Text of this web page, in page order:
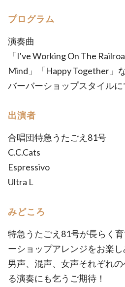
プログラム
演奏曲
「I've Working On The
Mind」「Happy Together」
バーバーショップスタイルに
出演者
合唱団特急うたごえ81号
C.C.Cats
Espressivo
Ultra L
みどころ
特急うたごえ81号が長らく
ーショップアレンジをお楽し
男声、混声、女声それぞれ
る演奏にも乞うご期待！